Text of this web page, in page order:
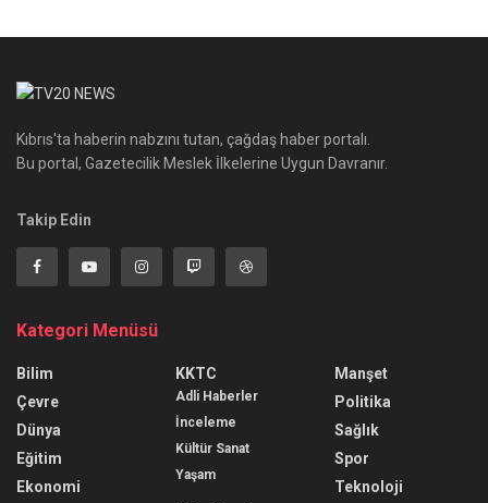
Kıbrıs'ta haberin nabzını tutan, çağdaş haber portalı.
Bu portal, Gazetecilik Meslek İlkelerine Uygun Davranır.
Takip Edin
Kategori Menüsü
Bilim
Çevre
Dünya
Eğitim
Ekonomi
KKTC
Adli Haberler
İnceleme
Kültür Sanat
Yaşam
Manşet
Politika
Sağlık
Spor
Teknoloji